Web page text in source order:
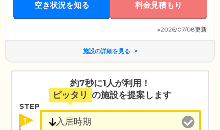
空き状況を知る 料金見積もり
※2026/07/08更新
施設の詳細を見る
約7秒に1人が利用！
ピッタリ の施設を提案します
STEP
1